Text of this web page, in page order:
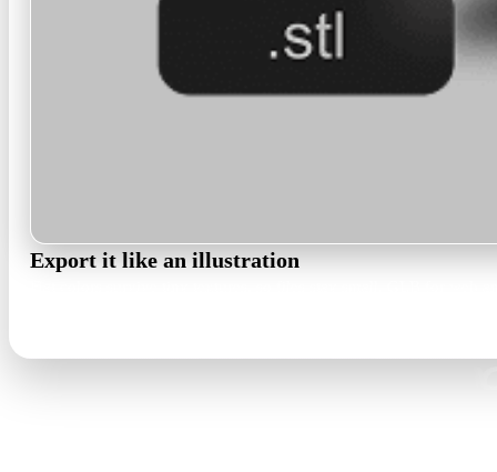
Export it like an illustration